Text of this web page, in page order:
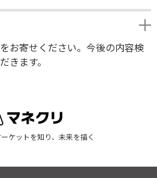
お寄せください。今後の内容検
きます。
ケットを知り、未来を描く